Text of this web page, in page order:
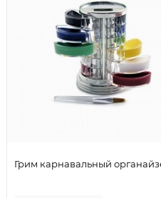
Грим карнавальный